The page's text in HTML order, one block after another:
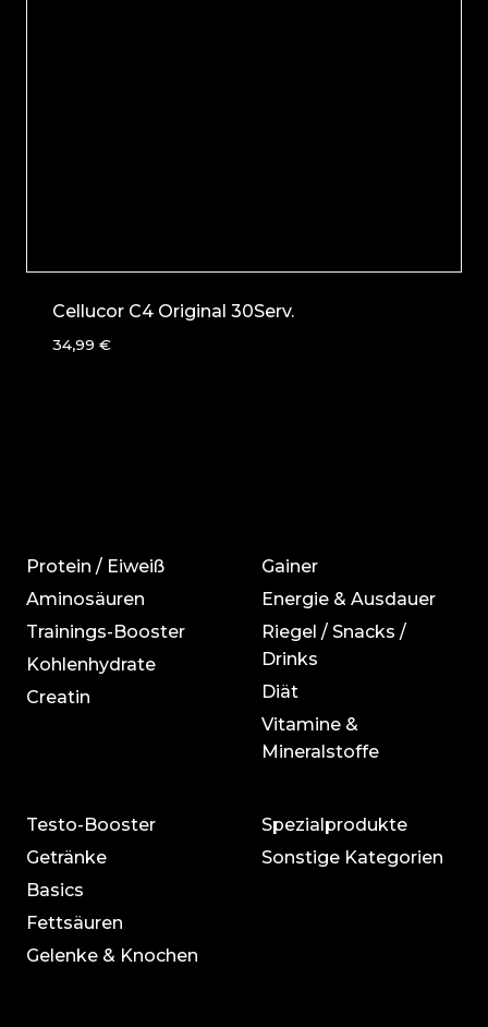
Cellucor C4 Original 30Serv.
34,99 €
Protein / Eiweiß
Aminosäuren
Trainings-Booster
Kohlenhydrate
Creatin
Gainer
Energie & Ausdauer
Riegel / Snacks /
Drinks
Diät
Vitamine &
Mineralstoffe
Testo-Booster
Getränke
Basics
Fettsäuren
Gelenke & Knochen
Spezialprodukte
Sonstige Kategorien